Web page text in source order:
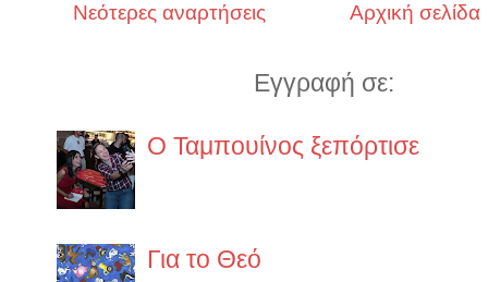
Νεότερες αναρτήσεις Αρχική σελίδα
Εγγραφή σε:
Ο Ταμπουίνος ξεπόρτισε
Για το Θεό